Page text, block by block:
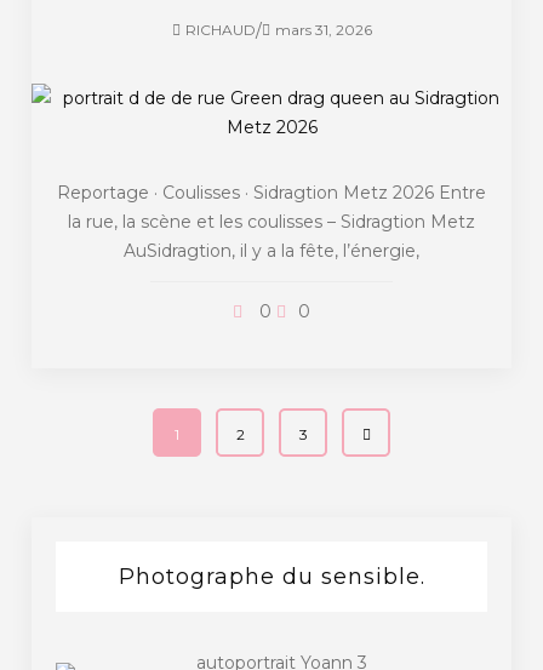
Photographe du sensible.
RICHAUD/ mars 31, 2026
Reportage · Coulisses · Sidragtion Metz 2026 Entre
la rue, la scène et les coulisses – Sidragtion Metz
AuSidragtion, il y a la fête, l’énergie,
0 0
1 2 3